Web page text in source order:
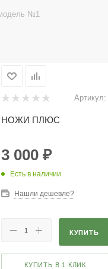
№1
Артикул:
НОЖИ ПЛЮС
3 000₽
Есть в наличии
Нашли дешевле?
КУПИТЬ
КУПИТЬ В 1 КЛИК